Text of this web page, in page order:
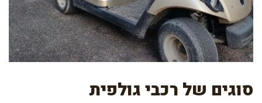
סוגים של רכבי גולפית